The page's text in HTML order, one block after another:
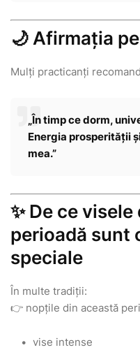
🌙 Afirmația
Mulți practicanți
„În timp ce dorm,
Energia prosperității
mea.”
✨ De ce
perioadă sunt
speciale
În multe tradiții:
👉 nopțile din această
vise intense